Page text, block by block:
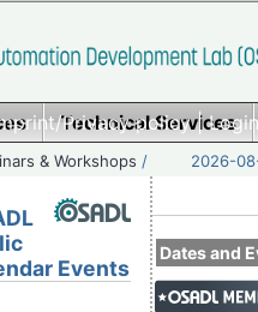
Privacy policy|
Technical Services
& Workshops / 2026-
Dates and
Events